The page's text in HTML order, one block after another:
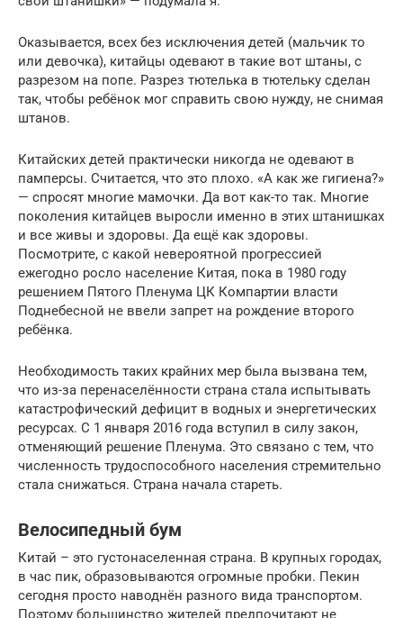
Оказывается, всех без исключения детей (мальчик то
или девочка), китайцы одевают в такие вот штаны, с
разрезом на попе. Разрез тютелька в тютельку сделан
так, чтобы ребёнок мог справить свою нужду, не снимая
штанов.
Китайских детей практически никогда не одевают в
памперсы. Считается, что это плохо. «А как же гигиена?»
— спросят многие мамочки. Да вот как-то так. Многие
поколения китайцев выросли именно в этих штанишках
и все живы и здоровы. Да ещё как здоровы.
Посмотрите, с какой невероятной прогрессией
ежегодно росло население Китая, пока в 1980 году
решением Пятого Пленума ЦК Компартии власти
Поднебесной не ввели запрет на рождение второго
ребёнка.
Необходимость таких крайних мер была вызвана тем,
что из-за перенаселённости страна стала испытывать
катастрофический дефицит в водных и энергетических
ресурсах. С 1 января 2016 года вступил в силу закон,
отменяющий решение Пленума. Это связано с тем, что
численность трудоспособного населения стремительно
стала снижаться. Страна начала стареть.
Велосипедный бум
Китай – это густонаселенная страна. В крупных городах,
в час пик, образовываются огромные пробки. Пекин
сегодня просто наводнён разного вида транспортом.
Поэтому большинство жителей предпочитают не